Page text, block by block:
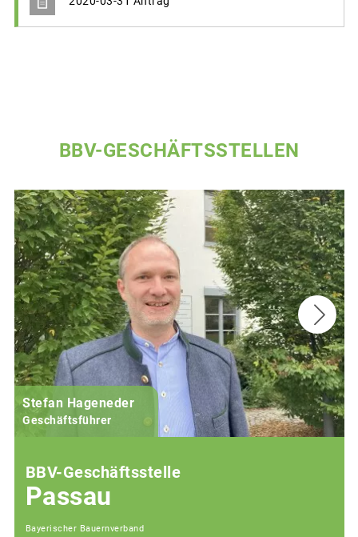
BBV-GESCHÄFTSSTELLEN
Stefan Hageneder
Geschäftsführer
BBV-Geschäftsstelle
Passau
Bayerischer Bauernverband